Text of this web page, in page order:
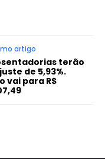
artigo
terão
de 5,93%.
vai para R$